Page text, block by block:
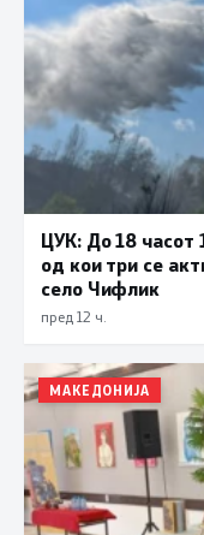
ЦУК: До 18 часот
од кои три се
село Чифлик
пред 12 ч.
МАКЕДОНИЈА